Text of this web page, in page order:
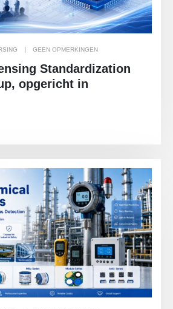
GEEN OPMERKINGEN
Standardization
opgericht in